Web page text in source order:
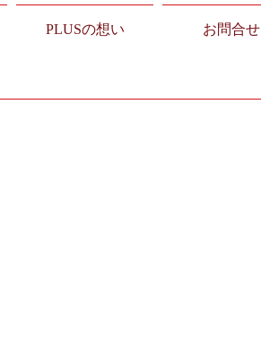
PLUSの想い お問合せ